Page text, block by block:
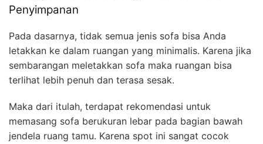
Penyimpanan
Pada dasarnya, tidak semua jenis sofa bisa Anda
letakkan ke dalam ruangan yang minimalis. Karena jika
sembarangan meletakkan sofa maka ruangan bisa
terlihat lebih penuh dan terasa sesak.
Maka dari itulah, terdapat rekomendasi untuk
memasang sofa berukuran lebar pada bagian bawah
jendela ruang tamu. Karena spot ini sangat cocok